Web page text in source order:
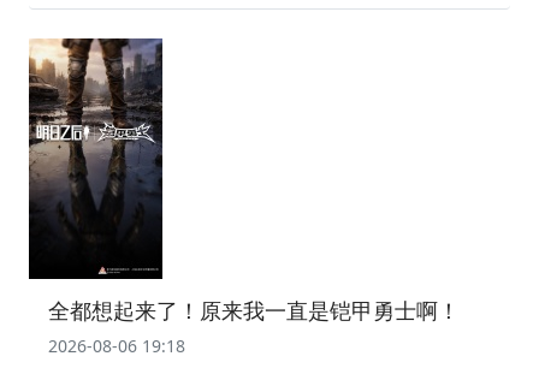
全都想起来了！原来我一直是铠甲勇士啊！
2026-08-06 19:18